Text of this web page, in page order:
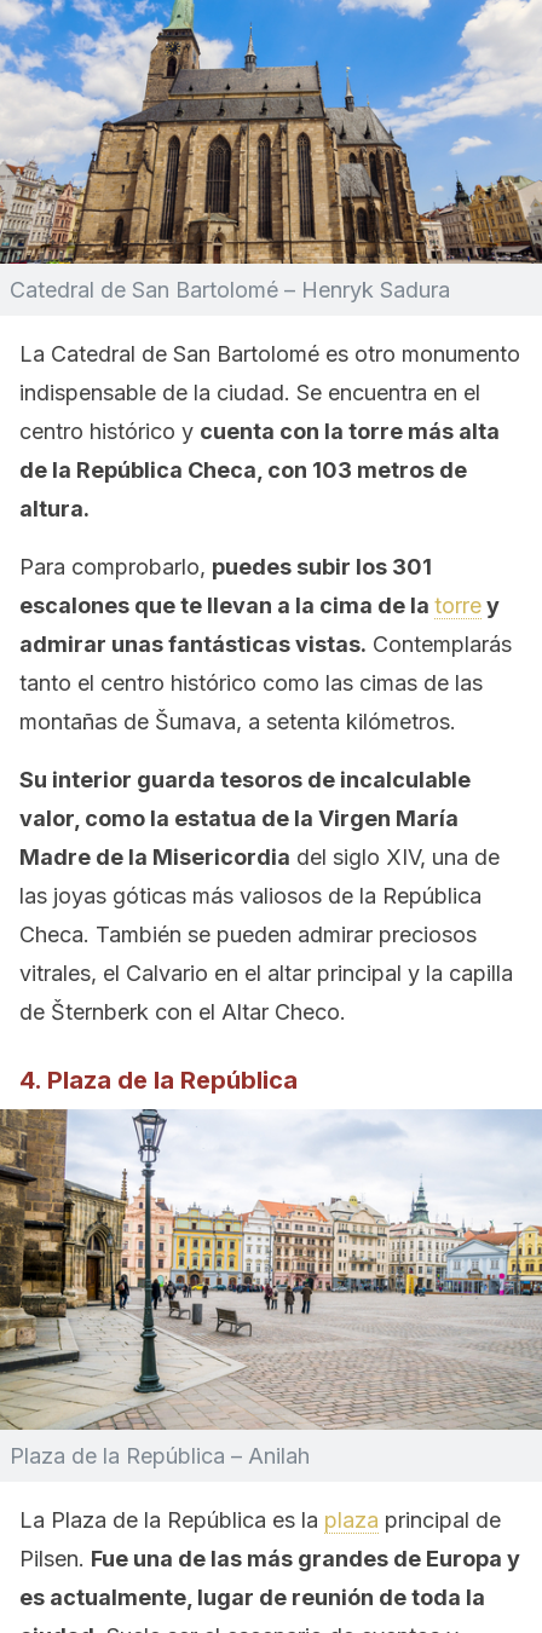
Catedral de San Bartolomé – Henryk Sadura
La Catedral de San Bartolomé es otro monumento
indispensable de la ciudad. Se encuentra en el
centro histórico y cuenta con la torre más alta
de la República Checa, con 103 metros de
altura.
Para comprobarlo, puedes subir los 301
escalones que te llevan a la cima de la torrey
admirar unas fantásticas vistas. Contemplarás
tanto el centro histórico como las cimas de las
montañas de Šumava, a setenta kilómetros.
Su interior guarda tesoros de incalculable
valor, como la estatua de la Virgen María
Madre de la Misericordia del siglo XIV, una de
las joyas góticas más valiosos de la República
Checa. También se pueden admirar preciosos
vitrales, el Calvario en el altar principal y la capilla
de Šternberk con el Altar Checo.
4. Plaza de la República
Plaza de la República – Anilah
La Plaza de la República es la plaza principal de
Pilsen. Fue una de las más grandes de Europa y
es actualmente, lugar de reunión de toda la